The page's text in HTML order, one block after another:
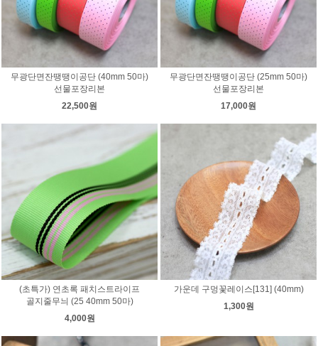
무광단면잔땡땡이공단 (40mm 50마)
선물포장리본
22,500원
무광단면잔땡땡이공단 (25mm 50마)
선물포장리본
17,000원
(초특가) 연초록 패치스트라이프
골지줄무늬 (25 40mm 50마)
4,000원
가운데 구멍꽃레이스[131] (40mm)
1,300원